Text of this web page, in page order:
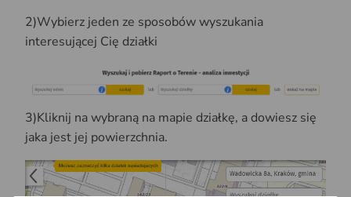
2)Wybierz jeden ze sposobów wyszukania
interesującej Cię działki
3)Kliknij na wybraną na mapie działkę, a dowiesz się
jaka jest jej powierzchnia.